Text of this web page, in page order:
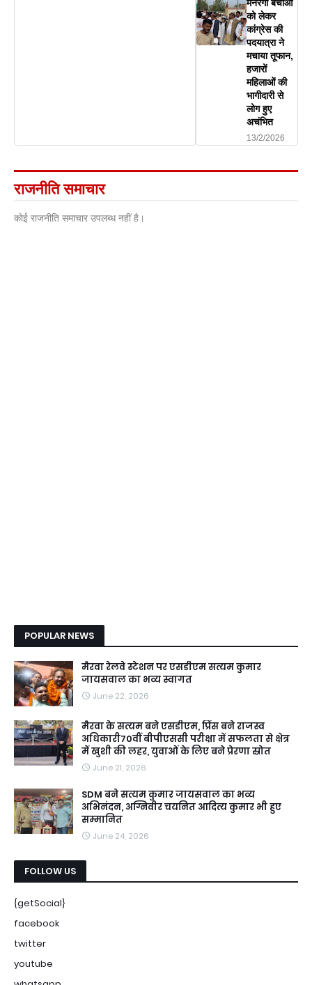
मनरेगा बचाओ
को लेकर
कांग्रेस की
पदयात्रा ने
मचाया तूफान,
हजारों
महिलाओं की
भागीदारी से
लोग हुए
अचंभित
13/2/2026
राजनीति समाचार
कोई राजनीति समाचार उपलब्ध नहीं है।
POPULAR NEWS
मैरवा रेलवे स्टेशन पर एसडीएम सत्यम कुमार
जायसवाल का भव्य स्वागत
June 22, 2026
मैरवा के सत्यम बने एसडीएम, प्रिंस बने राजस्व
अधिकारी70वीं बीपीएससी परीक्षा में सफलता से क्षेत्र
में खुशी की लहर, युवाओं के लिए बने प्रेरणा स्रोत
June 21, 2026
SDM बने सत्यम कुमार जायसवाल का भव्य
अभिनंदन, अग्निवीर चयनित आदित्य कुमार भी हुए
सम्मानित
June 24, 2026
FOLLOW US
{getSocial}
facebook
twitter
youtube